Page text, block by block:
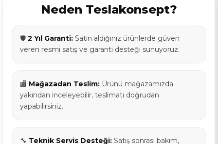
Neden Teslakonsept?
🛡️ 2 Yıl Garanti: Satın aldığınız ürünlerde güven
veren resmi satış ve garanti desteği sunuyoruz.
🏬 Mağazadan Teslim: Ürünü mağazamızda
yakından inceleyebilir, teslimatı doğrudan
yapabilirsiniz.
🔧 Teknik Servis Desteği: Satış sonrası bakım,